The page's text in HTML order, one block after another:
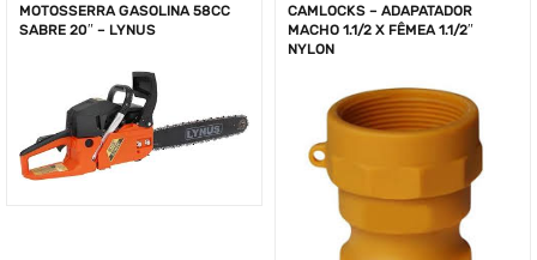
MOTOSSERRA GASOLINA 58CC
SABRE 20″ – LYNUS
CAMLOCKS – ADAPATADOR
MACHO 1.1/2 X FÊMEA 1.1/2″
NYLON